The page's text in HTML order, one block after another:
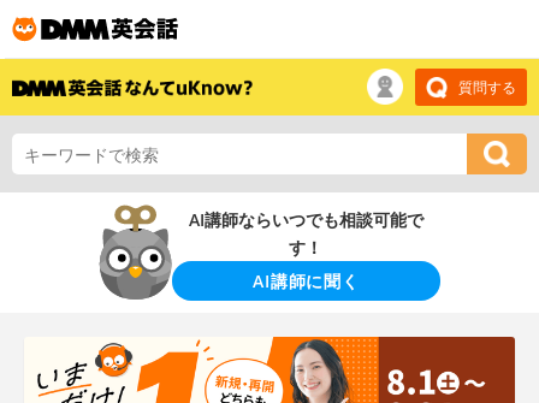
質問する
AI講師ならいつでも相談可能で
す！
AI講師に聞く